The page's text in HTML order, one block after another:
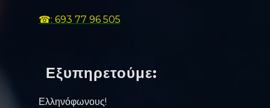
☎: 693 77 96 505
Εξυπηρετούμε:
Ελληνόφωνους!